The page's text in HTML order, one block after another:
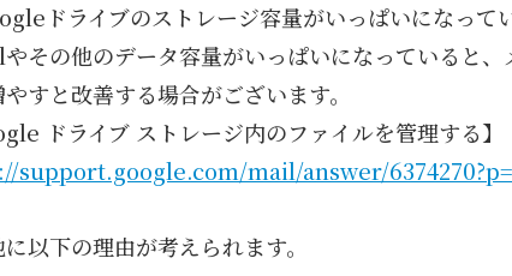
ドライブのストレージ容量がいっぱいになって
その他のデータ容量がいっぱいになっていると
すと改善する場合がございます。
ドライブ ストレージ内のファイルを管理する】
support.google.com/mail/answer/
以下の理由が考えられます。